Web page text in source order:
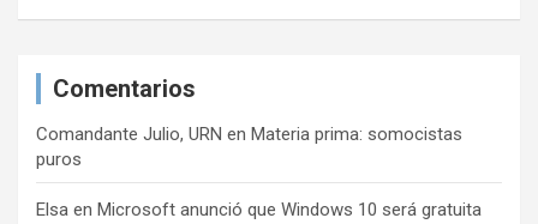
Comentarios
Comandante Julio, URN en Materia prima: somocistas
puros
Elsa en Microsoft anunció que Windows 10 será gratuita